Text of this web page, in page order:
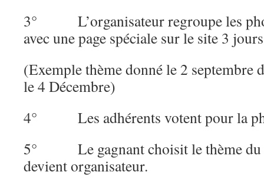
3° L’organisateur regroupe les
avec une page spéciale sur le site 3
(Exemple thème donné le 2 septembre
le 4 Décembre)
4° Les adhérents votent pour la
5° Le gagnant choisit le thème du
devient organisateur.